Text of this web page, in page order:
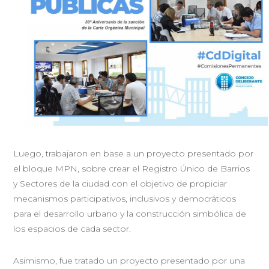
Luego, trabajaron en base a un proyecto presentado por
el bloque MPN, sobre crear el Registro Único de Barrios
y Sectores de la ciudad con el objetivo de propiciar
mecanismos participativos, inclusivos y democráticos
para el desarrollo urbano y la construcción simbólica de
los espacios de cada sector.
Asimismo, fue tratado un proyecto presentado por una